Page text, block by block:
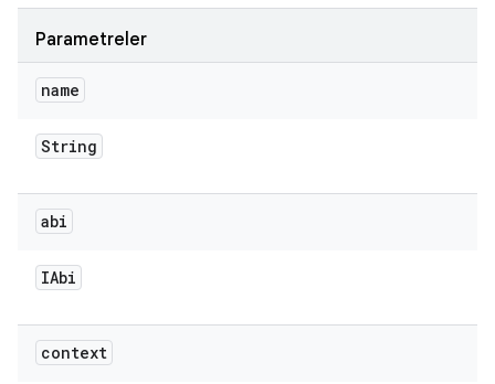
Parametreler
name
String
abi
IAbi
context